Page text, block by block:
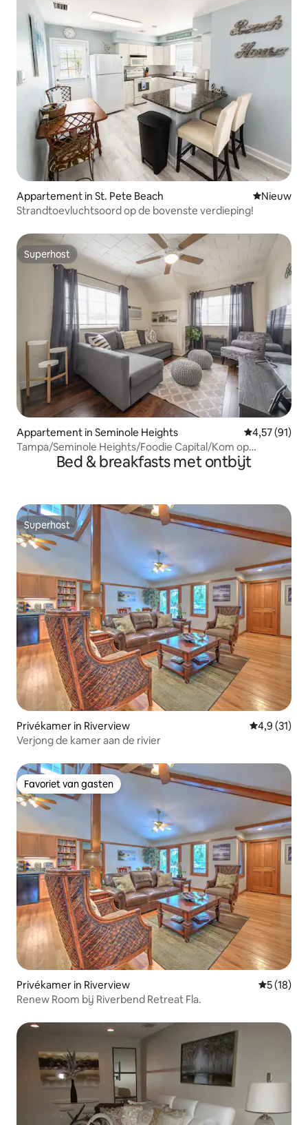
Appartement in St. Pete Beach Nieuwe
Nieuw
Strandtoevluchtsoord op de bovenste verdieping!
Superhost
Superhost
Appartement in Seminole Heights Gemiddelde
4,57 (91)
Tampa/Seminole Heights/Foodie Capital/Kom op
BEZOEK!Bed & breakfasts met ontbijt
Superhost
Superhost
Privékamer in Riverview
4,9 (31)
Verjong de kamer aan de rivier
Favoriet van gasten
Favoriet van gasten
Privékamer in Riverview
5 (18)
Renew Room bij Riverbend Retreat Fla.